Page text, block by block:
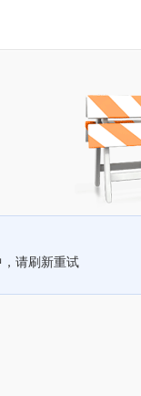
请刷新重试